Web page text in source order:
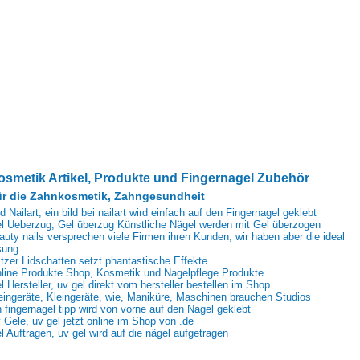
Artikel, Produkte und Fingernagel Zubehör
die Zahnkosmetik, Zahngesundheit
Nailart, ein bild bei nailart wird einfach auf den Fingernagel geklebt
Ueberzug, Gel überzug Künstliche Nägel werden mit Gel überzogen
nails versprechen viele Firmen ihren Kunden, wir haben aber die ideal
Lidschatten setzt phantastische Effekte
Produkte Shop, Kosmetik und Nagelpflege Produkte
Hersteller, uv gel direkt vom hersteller bestellen im Shop
Kleingeräte, wie, Maniküre, Maschinen brauchen Studios
fingernagel tipp wird von vorne auf den Nagel geklebt
Gele, uv gel jetzt online im Shop von .de
Auftragen, uv gel wird auf die nägel aufgetragen